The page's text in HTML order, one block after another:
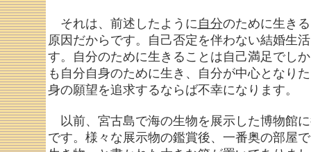
それは、前述したように自分のために生き
原因だからです。自己否定を伴わない結婚生
す。自分のために生きることは自己満足でし
も自分自身のために生き、自分が中心となり
身の願望を追求するならば不幸になります。
以前、宮古島で海の生物を展示した博物館
です。様々な展示物の鑑賞後、一番奥の部屋